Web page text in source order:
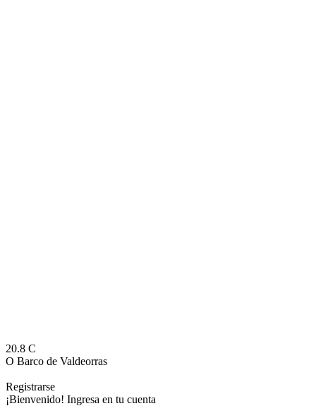
20.8 C
O Barco de Valdeorras
Registrarse
¡Bienvenido! Ingresa en tu cuenta